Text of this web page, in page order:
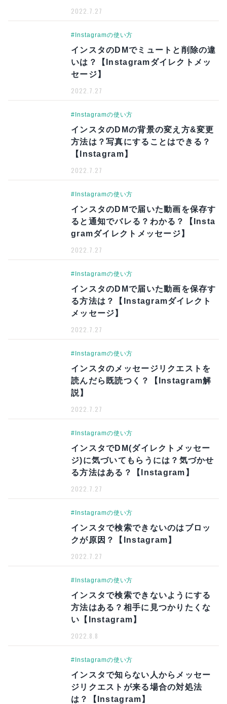
2022.7.27
#Instagramの使い方
インスタのDMでミュートと削除の違
いは？【Instagramダイレクトメッ
セージ】
2022.7.27
#Instagramの使い方
インスタのDMの背景の変え方&変更
方法は？写真にすることはできる？
【Instagram】
2022.7.27
#Instagramの使い方
インスタのDMで届いた動画を保存す
ると通知でバレる？わかる？【Insta
gramダイレクトメッセージ】
2022.7.27
#Instagramの使い方
インスタのDMで届いた動画を保存す
る方法は？【Instagramダイレクト
メッセージ】
2022.7.27
#Instagramの使い方
インスタのメッセージリクエストを
読んだら既読つく？【Instagram解
説】
2022.7.27
#Instagramの使い方
インスタでDM(ダイレクトメッセー
ジ)に気づいてもらうには？気づかせ
る方法はある？【Instagram】
2022.7.27
#Instagramの使い方
インスタで検索できないのはブロッ
クが原因？【Instagram】
2022.7.27
#Instagramの使い方
インスタで検索できないようにする
方法はある？相手に見つかりたくな
い【Instagram】
2022.8.8
#Instagramの使い方
インスタで知らない人からメッセー
ジリクエストが来る場合の対処法
は？【Instagram】